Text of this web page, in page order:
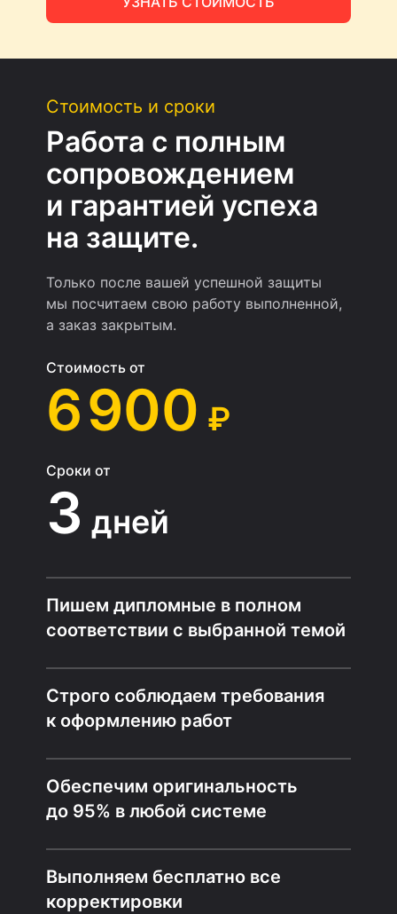
Стоимость и сроки
Работа с полным
сопровождением
и гарантией успеха
на защите.
Только после вашей успешной защиты
мы посчитаем свою работу выполненной,
а заказ закрытым.
Стоимость от
6 900 ₽
Сроки от
3 дней
Пишем дипломные в полном
соответствии с выбранной темой
Строго соблюдаем требования
к оформлению работ
Обеспечим оригинальность
до 95% в любой системе
Выполняем бесплатно все
корректировки